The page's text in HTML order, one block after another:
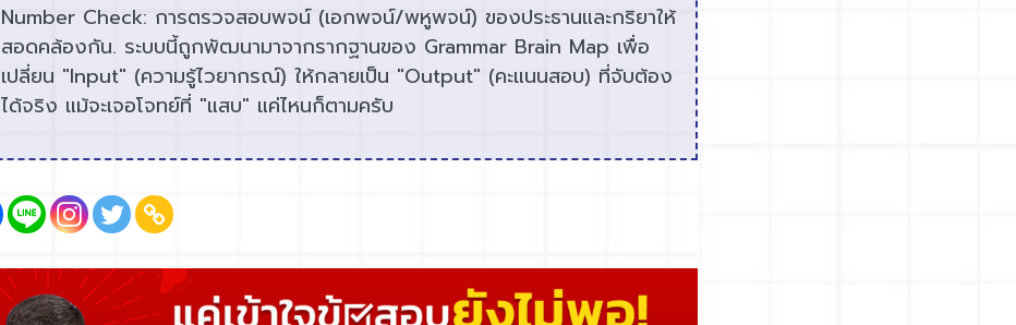
Number Check: การตรวจสอบพจน์ (เอกพจน์/พหูพจน์) ของประธานและกริยาให้
สอดคล้องกัน. ระบบนี้ถูกพัฒนามาจากรากฐานของ Grammar Brain Map เพื่อ
เปลี่ยน "Input" (ความรู้ไวยากรณ์) ให้กลายเป็น "Output" (คะแนนสอบ) ที่จับต้อง
ได้จริง แม้จะเจอโจทย์ที่ "แสบ" แค่ไหนก็ตามครับ